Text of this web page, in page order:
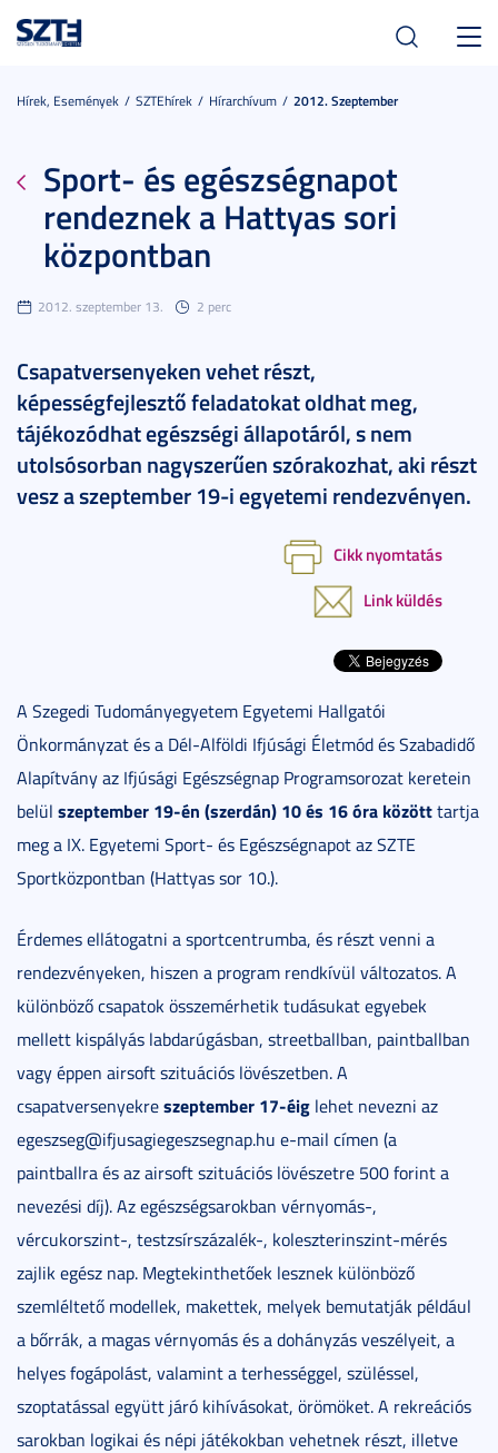
Hírek, Események SZTEhírek Hírarchívum 2012. Szeptember
Sport- és egészségnapot
rendeznek a Hattyas sori
központban
2012. szeptember 13. 2 perc
Csapatversenyeken vehet részt,
képességfejlesztő feladatokat oldhat meg,
tájékozódhat egészségi állapotáról, s nem
utolsósorban nagyszerűen szórakozhat, aki részt
vesz a szeptember 19-i egyetemi rendezvényen.
Cikk nyomtatás
Link küldés
A Szegedi Tudományegyetem Egyetemi Hallgatói
Önkormányzat és a Dél-Alföldi Ifjúsági Életmód és Szabadidő
Alapítvány az Ifjúsági Egészségnap Programsorozat keretein
belül szeptember 19-én (szerdán) 10 és 16 óra közötttartja
meg a IX. Egyetemi Sport- és Egészségnapot az SZTE
Sportközpontban (Hattyas sor 10.).
Érdemes ellátogatni a sportcentrumba, és részt venni a
rendezvényeken, hiszen a program rendkívül változatos. A
különböző csapatok összemérhetik tudásukat egyebek
mellett kispályás labdarúgásban, streetballban, paintballban
vagy éppen airsoft szituációs lövészetben. A
csapatversenyekreszeptember 17-éig lehet nevezni az
egeszseg@ifjusagiegeszsegnap.hu e-mail címen (a
paintballra és az airsoft szituációs lövészetre 500 forint a
nevezési díj). Az egészségsarokban vérnyomás-,
vércukorszint-, testzsírszázalék-, koleszterinszint-mérés
zajlik egész nap. Megtekinthetőek lesznek különböző
szemléltető modellek, makettek, melyek bemutatják például
a bőrrák, a magas vérnyomás és a dohányzás veszélyeit, a
helyes fogápolást, valamint a terhességgel, szüléssel,
szoptatással együtt járó kihívásokat, örömöket. A rekreációs
sarokban logikai és népi játékokban vehetnek részt, illetve